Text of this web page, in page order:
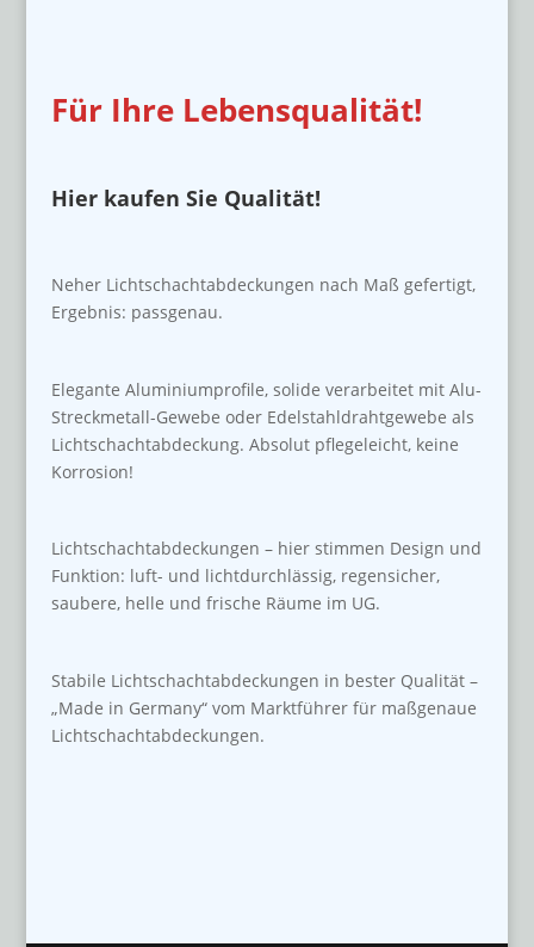
Für Ihre Lebensqualität!
Hier kaufen Sie Qualität!
Neher Lichtschachtabdeckungen nach Maß gefertigt,
Ergebnis: passgenau.
Elegante Aluminiumprofile, solide verarbeitet mit Alu-
Streckmetall-Gewebe oder Edelstahldrahtgewebe als
Lichtschachtabdeckung. Absolut pflegeleicht, keine
Korrosion!
Lichtschachtabdeckungen – hier stimmen Design und
Funktion: luft- und lichtdurchlässig, regensicher,
saubere, helle und frische Räume im UG.
Stabile Lichtschachtabdeckungen in bester Qualität –
„Made in Germany“ vom Marktführer für maßgenaue
Lichtschachtabdeckungen.